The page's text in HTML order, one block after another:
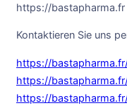
https://bastapharma.fr
Kontaktieren Sie uns
https://
https://
https://